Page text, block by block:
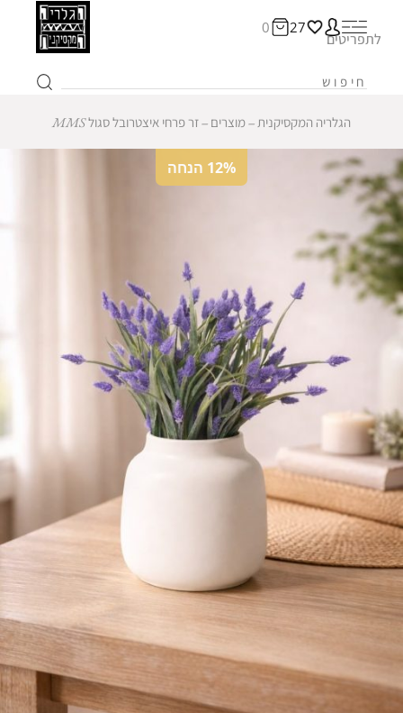
27
0
לתפריטים
הגלריה המקסיקנית ‒מוצרים ‒זר פרחי איצטרובל סגול MMS
12% הנחה